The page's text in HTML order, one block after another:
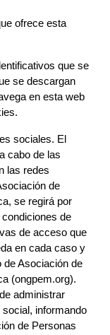
que se
se descargan
en esta web
sociales. El
cabo de las
las redes
de
, se regirá por
de
de acceso que
en cada caso y
de Asociación de
(ongpem.org).
administrar
informando
de Personas